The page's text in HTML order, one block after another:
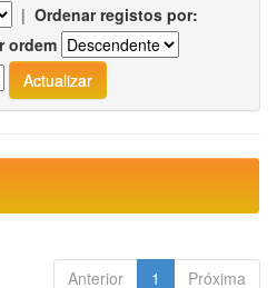
| Ordenar registos por:
ordem
Anterior 1 Próxima